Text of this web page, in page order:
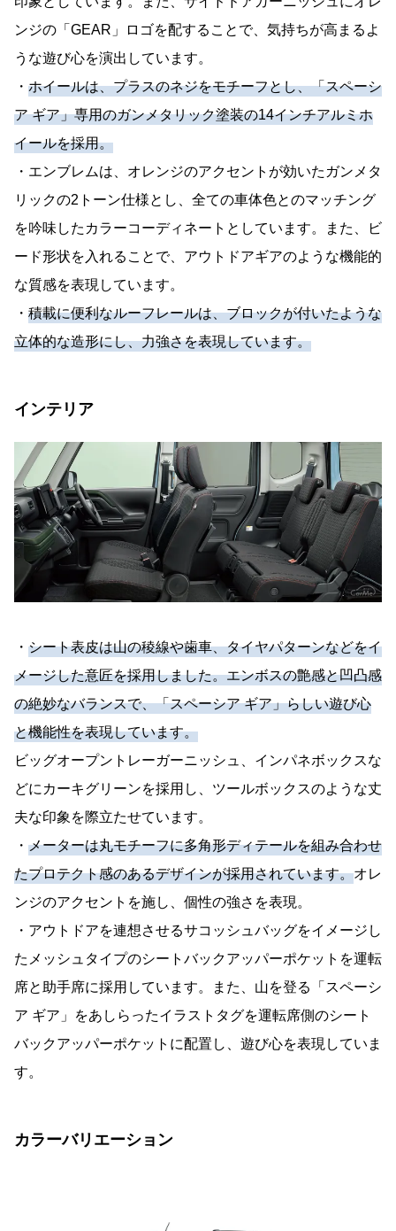
ンジの「GEAR」ロゴを配することで、気持ちが高まるよ
うな遊び心を演出しています。
・ ホイールは、プラスのネジをモチーフとし、「スペーシ
ア ギア」専用のガンメタリック塗装の14インチアルミホ
イールを採用。
・エンブレムは、オレンジのアクセントが効いたガンメタ
リックの2トーン仕様とし、全ての車体色とのマッチング
を吟味したカラーコーディネートとしています。また、ビ
ード形状を入れることで、アウトドアギアのような機能的
な質感を表現しています。
・ 積載に便利なルーフレールは、ブロックが付いたような
立体的な造形にし、力強さを表現しています。
インテリア
・ シート表皮は山の稜線や歯車、タイヤパターンなどをイ
メージした意匠を採用しました。エンボスの艶感と凹凸感
の絶妙なバランスで、「スペーシア ギア」らしい遊び心
と機能性を表現しています。
ビッグオープントレーガーニッシュ、インパネボックスな
どにカーキグリーンを採用し、ツールボックスのような丈
夫な印象を際立たせています。
・ メーターは丸モチーフに多角形ディテールを組み合わせ
たプロテクト感のあるデザインが採用されています。オレ
ンジのアクセントを施し、個性の強さを表現。
・アウトドアを連想させるサコッシュバッグをイメージし
たメッシュタイプのシートバックアッパーポケットを運転
席と助手席に採用しています。また、山を登る「スペーシ
ア ギア」をあしらったイラストタグを運転席側のシート
バックアッパーポケットに配置し、遊び心を表現していま
す。
カラーバリエーション